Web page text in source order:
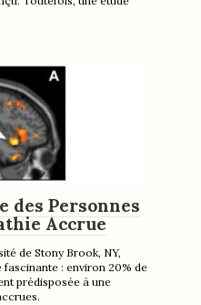
des Personnes
Accrue
de Stony Brook, NY,
: environ 20% de
prédisposée à une